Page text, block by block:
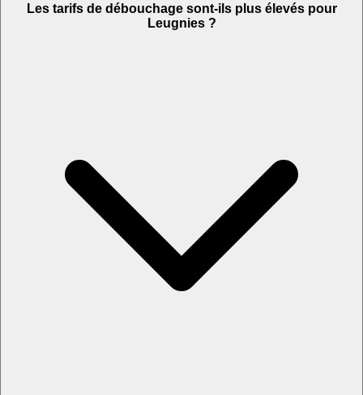
Les tarifs de débouchage sont-ils plus élevés pour
Leugnies ?